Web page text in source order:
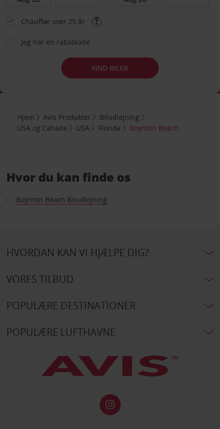
Chauffør over 25 år
Jeg har en rabatkode
FIND BILER
Hjem Avis Produkter
Biludlejning
USA og Canada
USA Florida Boynton Beach
Hvor du kan finde os
Boynton Beach Biludlejning
HVORDAN KAN VI HJÆLPE DIG?
VORES TILBUD
POPULÆRE DESTINATIONER
POPULÆRE LUFTHAVNE